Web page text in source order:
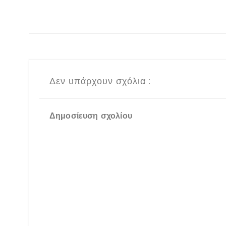
Δεν υπάρχουν σχόλια :
Δημοσίευση σχολίου